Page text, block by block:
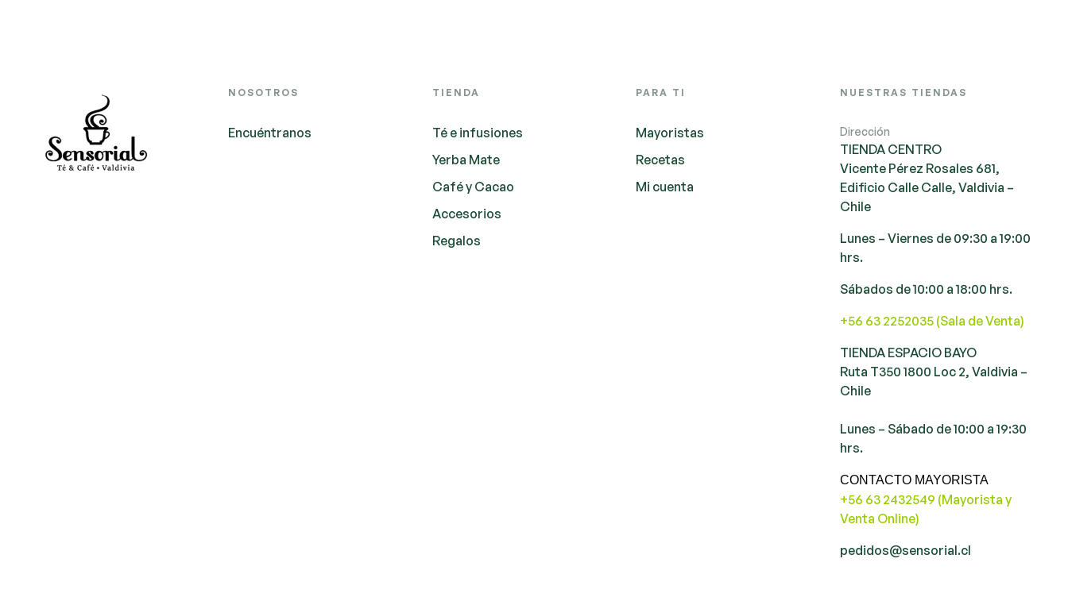
NOSOTROS
Encuéntranos
TIENDA
Té e infusiones
Yerba Mate
Café y Cacao
Accesorios
Regalos
PARA TI
Mayoristas
Recetas
Mi cuenta
NUESTRAS TIENDAS
Dirección
TIENDA CENTRO
Vicente Pérez Rosales 681,
Edificio Calle Calle, Valdivia –
Chile
Lunes – Viernes de 09:30 a 19:00
hrs.
Sábados de 10:00 a 18:00 hrs.
+56 63 2252035 (Sala de Venta)
TIENDA ESPACIO BAYO
Ruta T350 1800 Loc 2, Valdivia –
Chile
Lunes – Sábado de 10:00 a 19:30
hrs.
CONTACTO MAYORISTA
+56 63 2432549 (Mayorista y
Venta Online)
pedidos@sensorial.cl